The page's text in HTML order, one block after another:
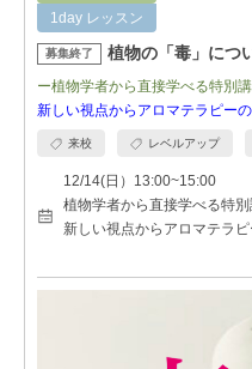
1day レッスン
募集終了 植物の「毒」につ
ー植物学者から直接学べる特
新しい視点からアロマテラピー
来校 レベルアップ
12/14(日）13:00~15:00
植物学者から直接学べる特
新しい視点からアロマテラ